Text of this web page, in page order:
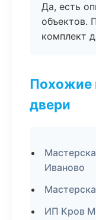
Да, есть
объектов.
комплект
Похожие
двери
Иваново
ИП Кров